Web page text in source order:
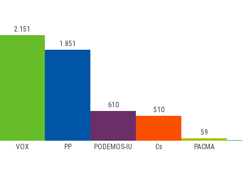
VOX PP PODEMOS-IU Cs PACMA
2.151
1.851
610
510
59